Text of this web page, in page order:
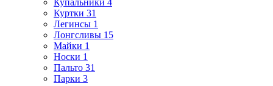
Куртки 31
Легинсы 1
Лонгсливы 15
Майки 1
Носки 1
Пальто 31
Парки 3